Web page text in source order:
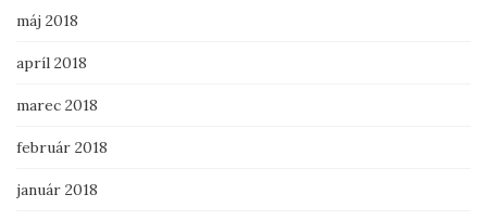
máj 2018
apríl 2018
marec 2018
február 2018
január 2018